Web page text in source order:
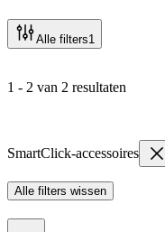
Alle filters1
1 - 2 van 2 resultaten
SmartClick-accessoires
Alle filters wissen